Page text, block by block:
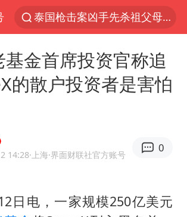
泰国枪击案凶手先杀祖父母后行凶
台风“白海豚”体型变大！环流面积接近13个浙江那么大
泰国校园枪击案死亡人数升至7人
“立秋的第一杯奶茶”又爆单了
女子开一天一夜空调后二氧化碳中毒
金首席投资官称追
的散户投资者是害怕
14:28·上海·界面财联社官方账号
0
日电，一家规模250亿美元